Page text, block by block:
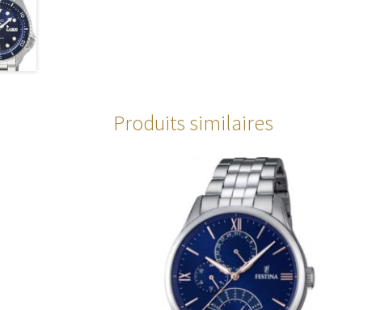
Produits similaires